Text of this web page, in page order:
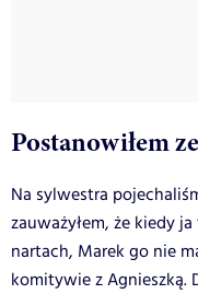
Postanowiłem
Na sylwestra
zauważyłem, że kiedy
nartach, Marek go nie
komitywie z Agnieszką.